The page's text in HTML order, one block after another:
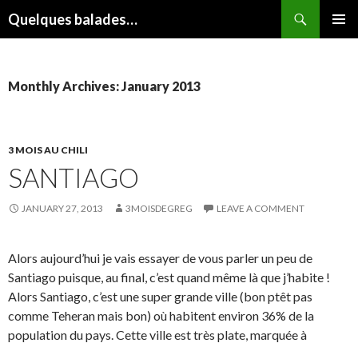
Quelques balades…
Monthly Archives: January 2013
3 MOIS AU CHILI
SANTIAGO
JANUARY 27, 2013 3MOISDEGREG LEAVE A COMMENT
Alors aujourd’hui je vais essayer de vous parler un peu de
Santiago puisque, au final, c’est quand même là que j’habite !
Alors Santiago, c’est une super grande ville (bon ptêt pas
comme Teheran mais bon) où habitent environ 36% de la
population du pays. Cette ville est très plate, marquée à